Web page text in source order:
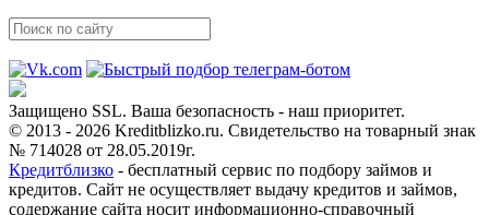
Защищено SSL. Ваша безопасность - наш приоритет.
© 2013 - 2026 Kreditblizko.ru. Свидетельство на товарный знак
№ 714028 от 28.05.2019г.
Кредитблизко - бесплатный сервис по подбору займов и
кредитов. Сайт не осуществляет выдачу кредитов и займов,
содержание сайта носит информационно-справочный